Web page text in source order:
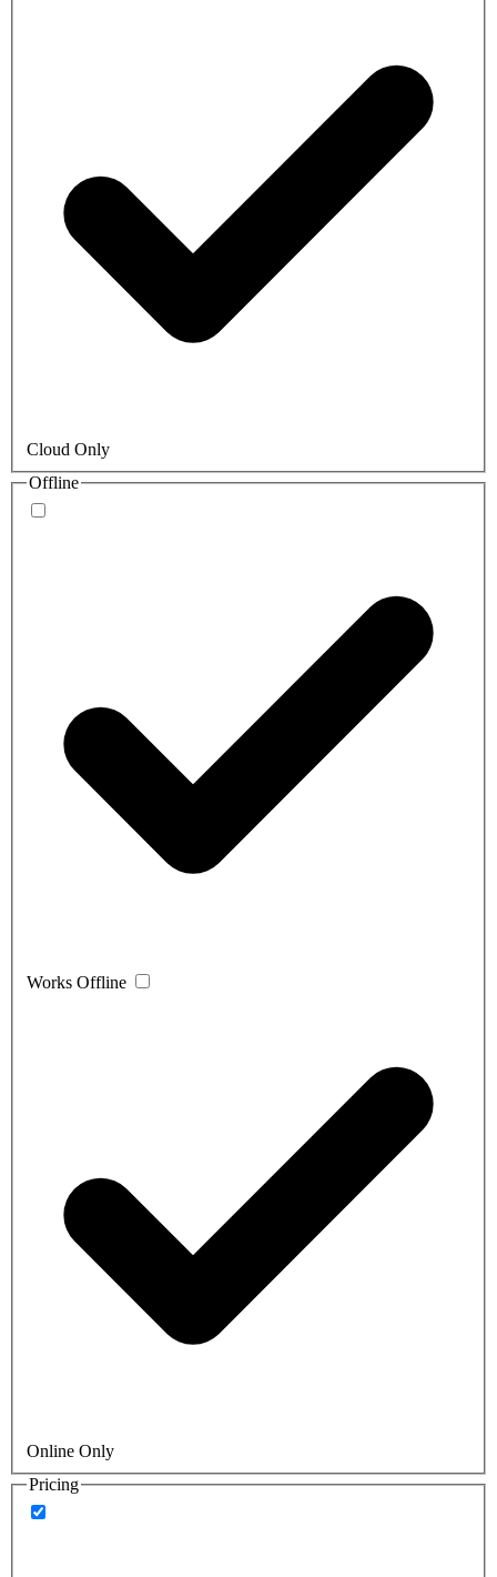
Cloud Only
Offline
Works Offline
Online Only
Pricing